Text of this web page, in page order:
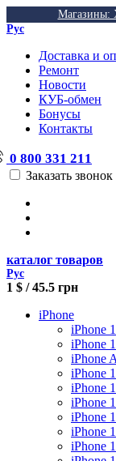
Магазины:
Рус
Доставка и
Ремонт
Новости
КУБ-обмен
Бонусы
Контакты
0 800 331 211
Заказать звонок
каталог товаров
Рус
1 $ / 45.5 грн
iPhone
iPhone
iPhone
iPhone
iPhone
iPhone
iPhone
iPhone
iPhone
iPhone